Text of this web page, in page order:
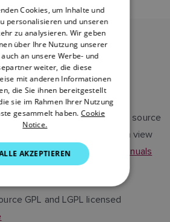
contain software code
that are covered by open source
license agreements. You can view
by visiting the
Manuals
GPL and LGPL licensed
DANISH
ITALIAN
SWEDISH
GERMAN
DUTCH
NORWEGIAN
FINNISH
Cookies, um Inhalte und
personalisieren und unseren
zu analysieren. Wir geben
über Ihre Nutzung unserer
an unsere Werbe- und
weiter, die diese
mit anderen Informationen
die Sie ihnen bereitgestellt
sie im Rahmen Ihrer Nutzung
gesammelt haben. Cookie
Notice.
AKZEPTIEREN